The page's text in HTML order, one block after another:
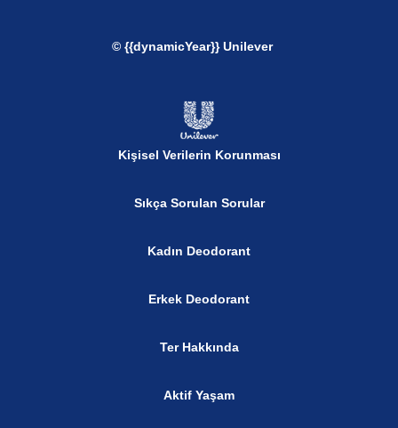
Kişisel Verilerin Korunması
Sıkça Sorulan Sorular
Kadın Deodorant
Erkek Deodorant
Ter Hakkında
Aktif Yaşam
© {{dynamicYear}} Unilever